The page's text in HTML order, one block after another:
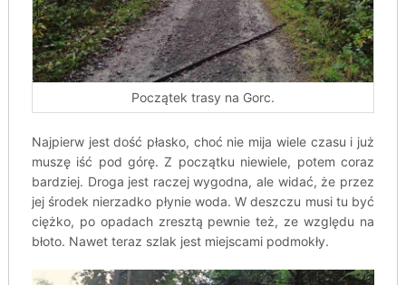
Początek trasy na Gorc.
Najpierw jest dość płasko, choć nie mija wiele czasu i już
muszę iść pod górę. Z początku niewiele, potem coraz
bardziej. Droga jest raczej wygodna, ale widać, że przez
jej środek nierzadko płynie woda. W deszczu musi tu być
ciężko, po opadach zresztą pewnie też, ze względu na
błoto. Nawet teraz szlak jest miejscami podmokły.